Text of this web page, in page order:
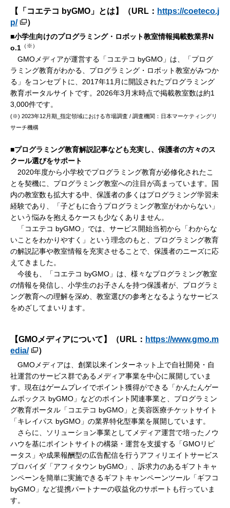
【「コエテコ byGMO」とは】（URL： https://coeteco.j
p/
）
■小学生向けのプログラミング・ロボット教室情報掲載数業界N
o.1 （※）
GMOメディアが運営する「コエテコ byGMO」は、「プログ
ラミング教育がわかる、プログラミング・ロボット教室がみつか
る」をコンセプトに、2017年11月に開設されたプログラミング
教育ポータルサイトです。2026年3月末時点で掲載教室数は約1
3,000件です。
(※) 2023年12月期_指定領域における市場調査 / 調査機関：日本マーケティングリ
サーチ機構
■プログラミング教育解説記事なども充実し、保護者の方々のス
クール選びをサポート
2020年度から小学校でプログラミング教育が必修化されたこ
とを契機に、プログラミング教室への注目が高まっています。国
内の教室数も拡大する中、保護者の多くはプログラミング学習未
経験であり、「子どもに合うプログラミング教室がわからない」
という悩みを抱えるケースも少なくありません。
「コエテコ byGMO」では、サービス開始当初から「わからな
いことをわかりやすく」という理念のもと、プログラミング教育
の解説記事や教室情報を充実させることで、保護者のニーズに応
えてきました。
今後も、「コエテコ byGMO」は、様々なプログラミング教室
の情報を発信し、小学生のお子さんを持つ保護者が、プログラミ
ング教育への理解を深め、教室選びの参考となるようなサービス
をめざしてまいります。
【GMOメディアについて】（URL： https://www.gmo.m
edia/
）
GMOメディアは、創業以来インターネット上で自社開発・自
社運営のサービス群であるメディア事業を中心に展開していま
す。現在はゲームプレイでポイント獲得ができる「かんたんゲー
ムボックス byGMO」などのポイント関連事業と、プログラミン
グ教育ポータル「コエテコ byGMO」と美容医療チケットサイト
「キレイパス byGMO」の業界特化型事業を展開しています。
さらに、ソリューション事業としてメディア運営で培ったノウ
ハウを基にポイントサイトの構築・運営を支援する「GMOリピ
ータス」や成果報酬型の広告配信を行うアフィリエイトサービス
プロバイダ「アフィタウン byGMO」、訴求力のあるギフトキャ
ンペーンを簡単に実施できるギフトキャンペーンツール「ギフコ
byGMO」など提携パートナーの収益化のサポートも行っていま
す。